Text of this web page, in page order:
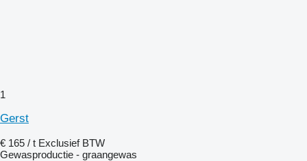
1
Gerst
€ 165 / t Exclusief BTW
Gewasproductie - graangewas